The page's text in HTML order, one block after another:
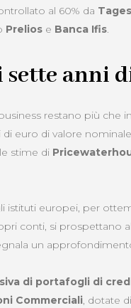
al 60% da Tages
Prelios e Banca Ifis.
anni
restano più che
euro di valore
stime di
istituti europei, per
conti, si prospettano
un
di portafogli di
Commerciali, dotate